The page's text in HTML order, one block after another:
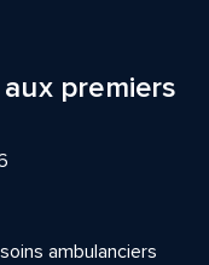
premiers
ambulanciers